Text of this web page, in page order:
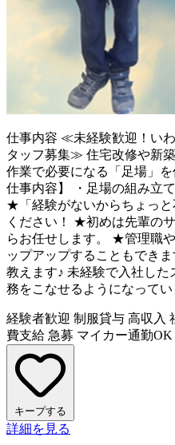
仕事内容 ≪未経験歓迎！い
タッフ募集≫ 住宅改修や新
作業で必要になる「足場」
仕事内容】 ・足場の組み立
★「経験がないからちょっ
ください！ ★初めは先輩の
らお任せします。 ★管理職
ップアップすることもでき
教えます♪ 未経験で入社し
務をこなせるようになってい
経験者歓迎 制服貸与 高収入
費支給 急募 マイカー通勤OK
キープする
詳細を見る